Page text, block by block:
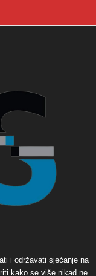
i održavati sjećanje na
kako se više nikad ne